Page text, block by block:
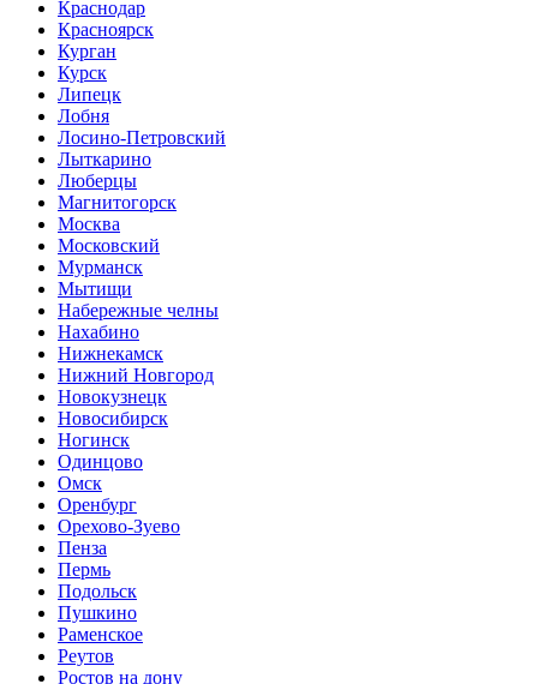
Краснодар
Красноярск
Курган
Курск
Липецк
Лобня
Лосино-Петровский
Лыткарино
Люберцы
Магнитогорск
Москва
Московский
Мурманск
Мытищи
Набережные челны
Нахабино
Нижнекамск
Нижний Новгород
Новокузнецк
Новосибирск
Ногинск
Одинцово
Омск
Оренбург
Орехово-Зуево
Пенза
Пермь
Подольск
Пушкино
Раменское
Реутов
Ростов на дону